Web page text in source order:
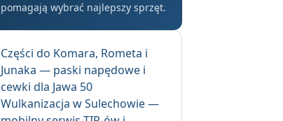
pomagają wybrać najlepszy sprzęt.
Części do Komara, Rometa i
Junaka — paski napędowe i
cewki dla Jawa 50
Wulkanizacja w Sulechowie —